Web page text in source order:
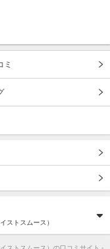
ミ
ストスムース）